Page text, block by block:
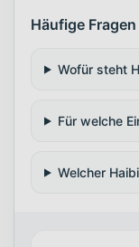
Häufige
Wofür steht
Für welche
Welcher